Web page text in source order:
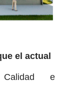
el actual
e